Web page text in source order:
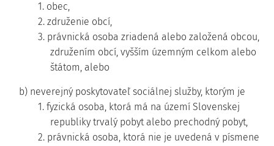
1. obec,
2. združenie obcí,
3. právnická osoba zriadená alebo založená obcou,
združením obcí, vyšším územným celkom alebo
štátom, alebo
b) neverejný poskytovateľ sociálnej služby, ktorým je
1. fyzická osoba, ktorá má na území Slovenskej
republiky trvalý pobyt alebo prechodný pobyt,
2. právnická osoba, ktorá nie je uvedená v písmene